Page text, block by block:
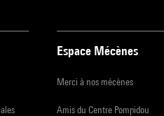
Espace Mécènes
Merci à nos mécènes
Amis du Centre Pompidou